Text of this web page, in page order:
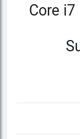
سرفیس لپ تاپ 4 - 13 اینچ Core i7